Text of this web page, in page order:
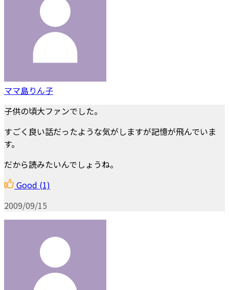
ママ島りん子
子供の頃大ファンでした。
すごく良い話だったような気がしますが記憶が飛んでいま
す。
だから読みたいんでしょうね。
Good (1)
2009/09/15